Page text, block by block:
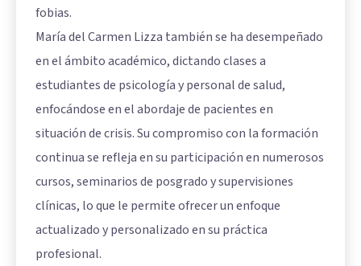
fobias.
María del Carmen Lizza también se ha desempeñado
en el ámbito académico, dictando clases a
estudiantes de psicología y personal de salud,
enfocándose en el abordaje de pacientes en
situación de crisis. Su compromiso con la formación
continua se refleja en su participación en numerosos
cursos, seminarios de posgrado y supervisiones
clínicas, lo que le permite ofrecer un enfoque
actualizado y personalizado en su práctica
profesional.